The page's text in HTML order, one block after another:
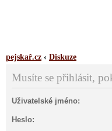
pejskař.cz ‹ Diskuze
Musíte se přihlásit,
Uživatelské jméno:
Heslo: